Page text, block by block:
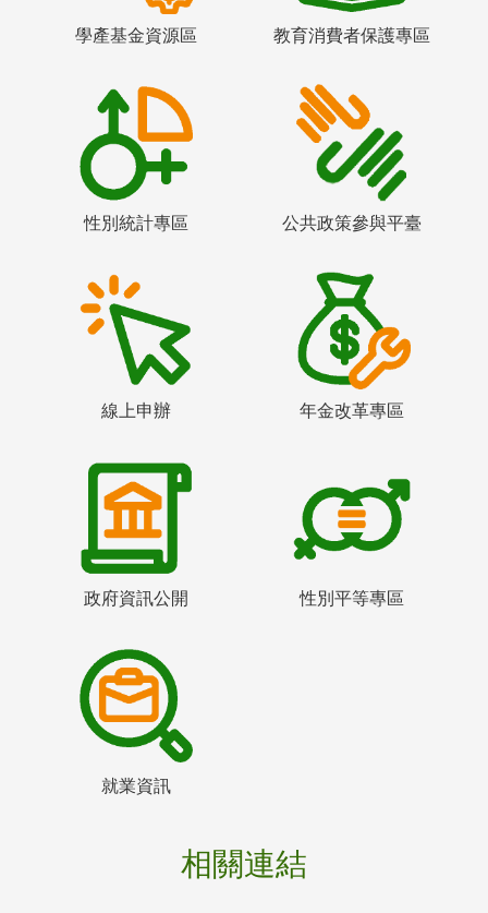
學產基金資源區 教育消費者保護專區
性別統計專區 公共政策參與平臺
線上申辦 年金改革專區
政府資訊公開 性別平等專區
就業資訊
相關連結